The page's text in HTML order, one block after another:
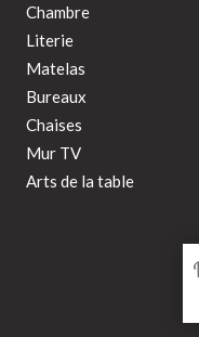
Chambre
Literie
Matelas
Bureaux
Chaises
Mur TV
Arts de la table